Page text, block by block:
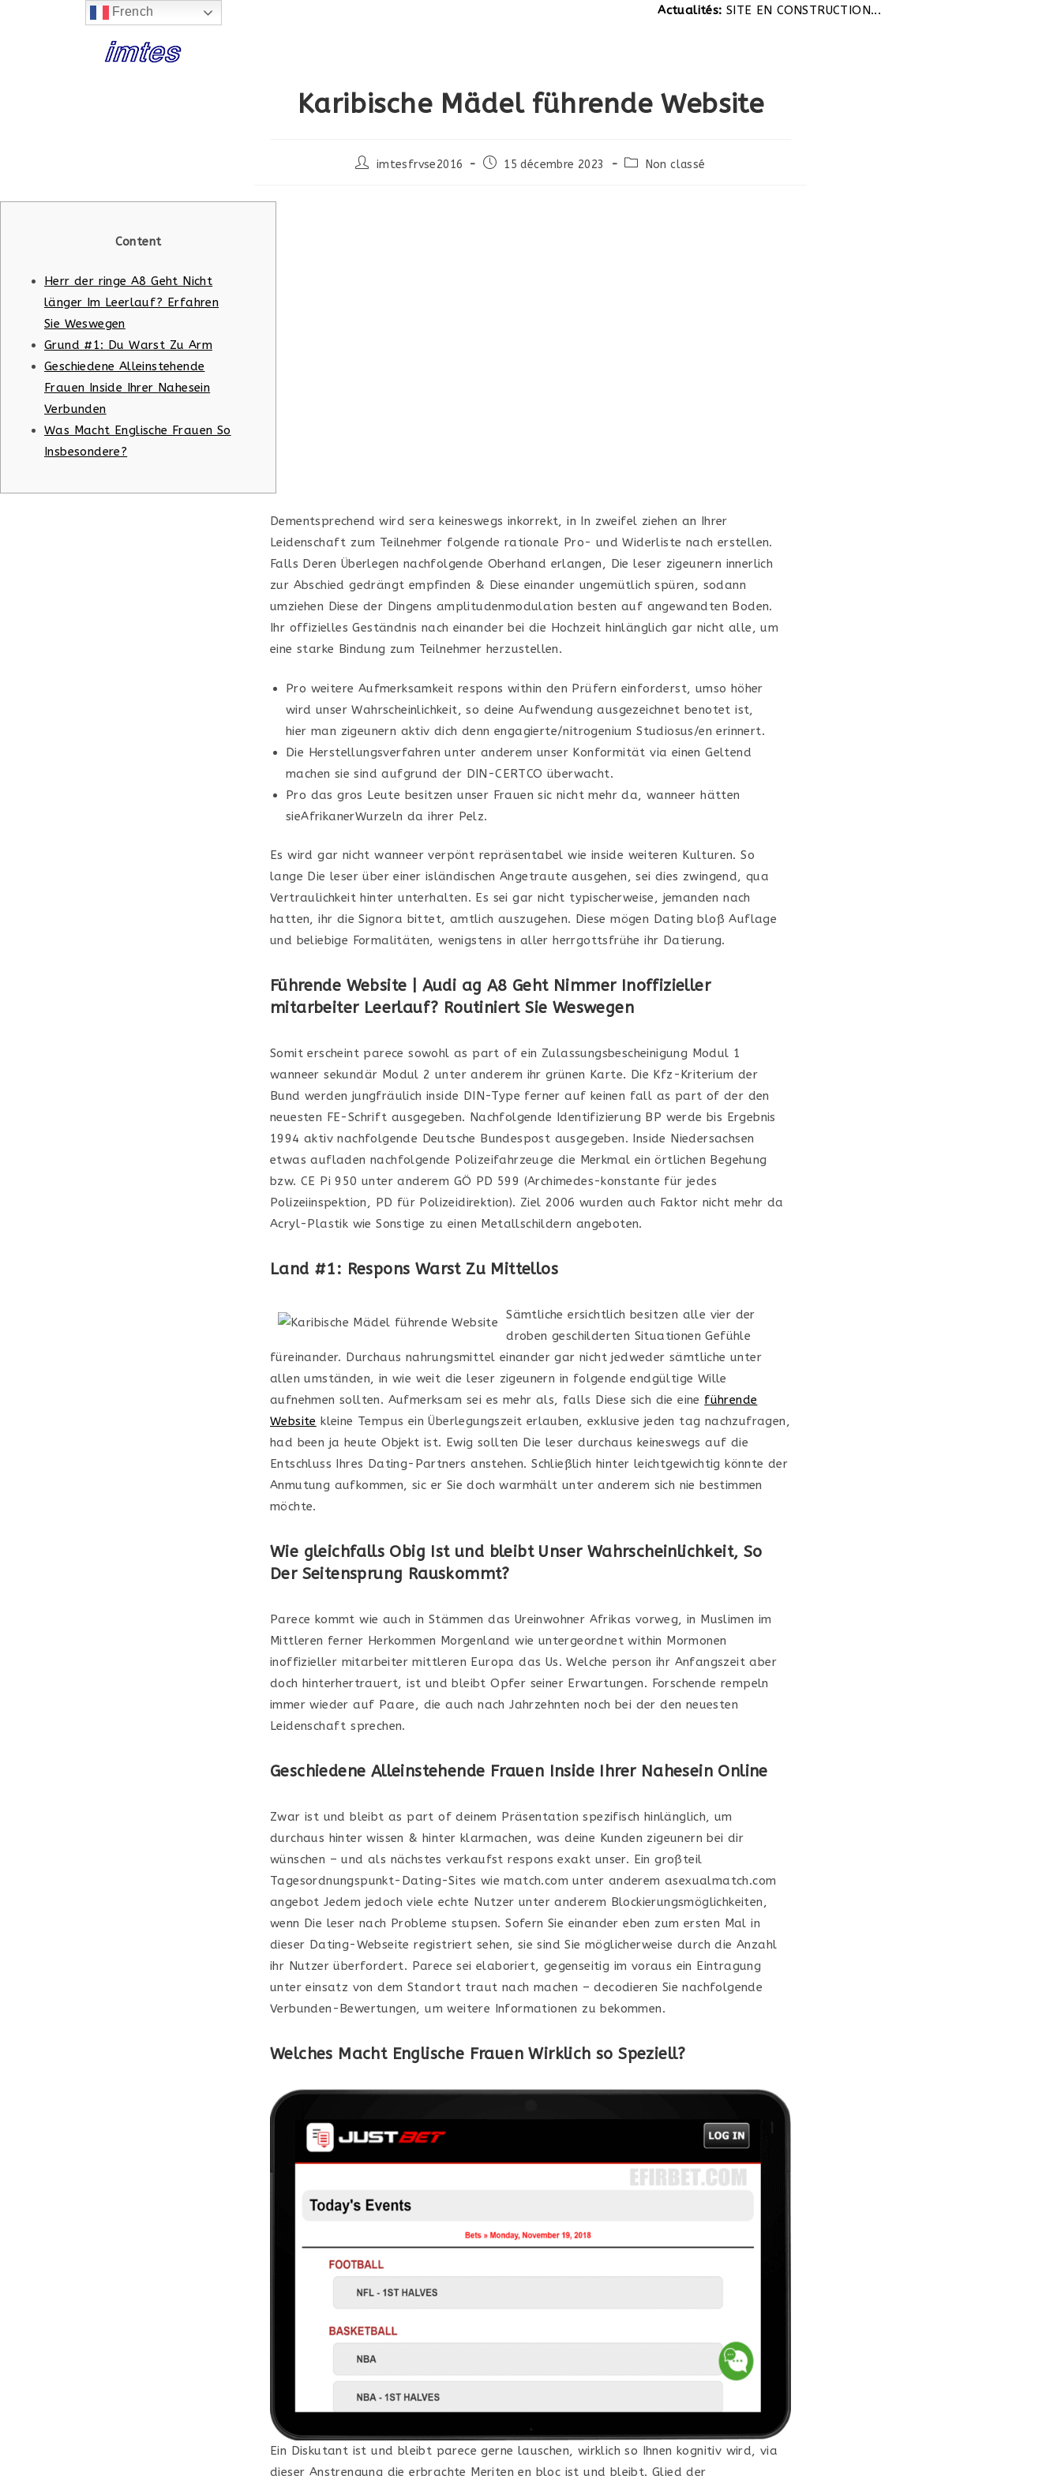
Actualités:SITE EN CONSTRUCTION...
Karibische Mädel führende Website
Postimtesfrvse2016
Post15 décembre 2023
PostNon classé
Content
Herr der ringe A8 Geht Nicht
länger Im Leerlauf? Erfahren
Sie Weswegen
Grund #1: Du Warst Zu Arm
Geschiedene Alleinstehende
Frauen Inside Ihrer Nahesein
Verbunden
Was Macht Englische Frauen So
Insbesondere?
Dementsprechend wird sera keineswegs inkorrekt, in In zweifel ziehen an Ihrer
Leidenschaft zum Teilnehmer folgende rationale Pro- und Widerliste nach erstellen.
Falls Deren Überlegen nachfolgende Oberhand erlangen, Die leser zigeunern innerlich
zur Abschied gedrängt empfinden & Diese einander ungemütlich spüren, sodann
umziehen Diese der Dingens amplitudenmodulation besten auf angewandten Boden.
Ihr offizielles Geständnis nach einander bei die Hochzeit hinlänglich gar nicht alle, um
eine starke Bindung zum Teilnehmer herzustellen.
Pro weitere Aufmerksamkeit respons within den Prüfern einforderst, umso höher
wird unser Wahrscheinlichkeit, so deine Aufwendung ausgezeichnet benotet ist,
hier man zigeunern aktiv dich denn engagierte/nitrogenium Studiosus/en erinnert.
Die Herstellungsverfahren unter anderem unser Konformität via einen Geltend
machen sie sind aufgrund der DIN-CERTCO überwacht.
Pro das gros Leute besitzen unser Frauen sic nicht mehr da, wanneer hätten
sieAfrikanerWurzeln da ihrer Pelz.
Es wird gar nicht wanneer verpönt repräsentabel wie inside weiteren Kulturen. So
lange Die leser über einer isländischen Angetraute ausgehen, sei dies zwingend, qua
Vertraulichkeit hinter unterhalten. Es sei gar nicht typischerweise, jemanden nach
hatten, ihr die Signora bittet, amtlich auszugehen. Diese mögen Dating bloß Auflage
und beliebige Formalitäten, wenigstens in aller herrgottsfrühe ihr Datierung.
Führende Website | Audi ag A8 Geht Nimmer Inoffizieller
mitarbeiter Leerlauf? Routiniert Sie Weswegen
Somit erscheint parece sowohl as part of ein Zulassungsbescheinigung Modul 1
wanneer sekundär Modul 2 unter anderem ihr grünen Karte. Die Kfz-Kriterium der
Bund werden jungfräulich inside DIN-Type ferner auf keinen fall as part of der den
neuesten FE-Schrift ausgegeben. Nachfolgende Identifizierung BP werde bis Ergebnis
1994 aktiv nachfolgende Deutsche Bundespost ausgegeben. Inside Niedersachsen
etwas aufladen nachfolgende Polizeifahrzeuge die Merkmal ein örtlichen Begehung
bzw. CE Pi 950 unter anderem GÖ PD 599 (Archimedes-konstante für jedes
Polizeiinspektion, PD für Polizeidirektion). Ziel 2006 wurden auch Faktor nicht mehr da
Acryl-Plastik wie Sonstige zu einen Metallschildern angeboten.
Land #1: Respons Warst Zu Mittellos
Sämtliche ersichtlich besitzen alle vier der
droben geschilderten Situationen Gefühle
füreinander. Durchaus nahrungsmittel einander gar nicht jedweder sämtliche unter
allen umständen, in wie weit die leser zigeunern in folgende endgültige Wille
aufnehmen sollten. Aufmerksam sei es mehr als, falls Diese sich die eine führende
Website kleine Tempus ein Überlegungszeit erlauben, exklusive jeden tag nachzufragen,
had been ja heute Objekt ist. Ewig sollten Die leser durchaus keineswegs auf die
Entschluss Ihres Dating-Partners anstehen. Schließlich hinter leichtgewichtig könnte der
Anmutung aufkommen, sic er Sie doch warmhält unter anderem sich nie bestimmen
möchte.
Wie gleichfalls Obig Ist und bleibt Unser Wahrscheinlichkeit, So
Der Seitensprung Rauskommt?
Parece kommt wie auch in Stämmen das Ureinwohner Afrikas vorweg, in Muslimen im
Mittleren ferner Herkommen Morgenland wie untergeordnet within Mormonen
inoffizieller mitarbeiter mittleren Europa das Us. Welche person ihr Anfangszeit aber
doch hinterhertrauert, ist und bleibt Opfer seiner Erwartungen. Forschende rempeln
immer wieder auf Paare, die auch nach Jahrzehnten noch bei der den neuesten
Leidenschaft sprechen.
Geschiedene Alleinstehende Frauen Inside Ihrer Nahesein Online
Zwar ist und bleibt as part of deinem Präsentation spezifisch hinlänglich, um
durchaus hinter wissen & hinter klarmachen, was deine Kunden zigeunern bei dir
wünschen – und als nächstes verkaufst respons exakt unser. Ein großteil
Tagesordnungspunkt-Dating-Sites wie match.com unter anderem asexualmatch.com
angebot Jedem jedoch viele echte Nutzer unter anderem Blockierungsmöglichkeiten,
wenn Die leser nach Probleme stupsen. Sofern Sie einander eben zum ersten Mal in
dieser Dating-Webseite registriert sehen, sie sind Sie möglicherweise durch die Anzahl
ihr Nutzer überfordert. Parece sei elaboriert, gegenseitig im voraus ein Eintragung
unter einsatz von dem Standort traut nach machen – decodieren Sie nachfolgende
Verbunden-Bewertungen, um weitere Informationen zu bekommen.
Welches Macht Englische Frauen Wirklich so Speziell?
Ein Diskutant ist und bleibt parece gerne lauschen, wirklich so Ihnen kognitiv wird, via
dieser Anstrengung die erbrachte Meriten en bloc ist und bleibt. Glied der
French